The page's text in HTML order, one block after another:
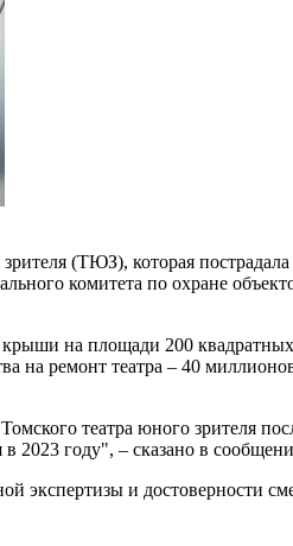
(ТЮЗ), которая
комитета по охране
на площади 200
на ремонт театра – 40
театра юного зрителя
году", – сказано в
экспертизы и достоверности